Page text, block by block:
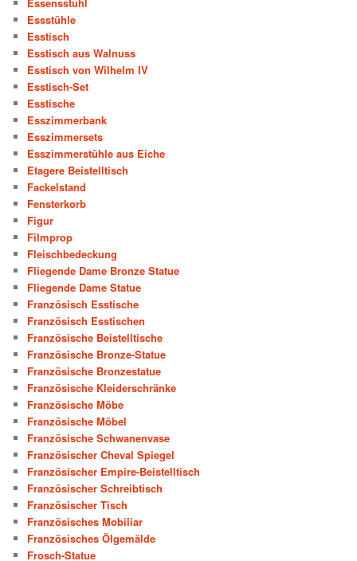
Essstühle
Esstisch
Esstisch aus Walnuss
Esstisch von Wilhelm IV
Esstisch-Set
Esstische
Esszimmerbank
Esszimmersets
Esszimmerstühle aus Eiche
Etagere Beistelltisch
Fackelstand
Fensterkorb
Figur
Filmprop
Fleischbedeckung
Fliegende Dame Bronze Statue
Fliegende Dame Statue
Französisch Esstische
Französisch Esstischen
Französische Beistelltische
Französische Bronze-Statue
Französische Bronzestatue
Französische Kleiderschränke
Französische Möbe
Französische Möbel
Französische Schwanenvase
Französischer Cheval Spiegel
Französischer Empire-Beistelltisch
Französischer Schreibtisch
Französischer Tisch
Französisches Mobiliar
Französisches Ölgemälde
Frosch-Statue